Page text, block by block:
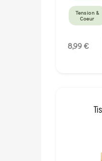
Tension &
Coeur
8,99 €